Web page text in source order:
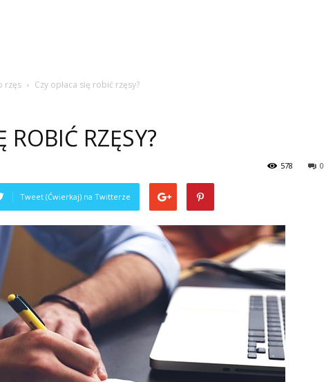
rzęs Czy opłaca się robić rzęsy?
ROBIĆ RZĘSY?
0
578
Tweet (Ćwierkaj) na Twitterze